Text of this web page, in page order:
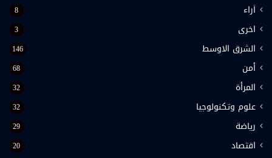
اَراء 8
اخرى 3
الشرق الاوسط 146
أمن 68
المرأة 32
علوم وتكنولوجيا 32
رياضة 29
اقتصاد 20